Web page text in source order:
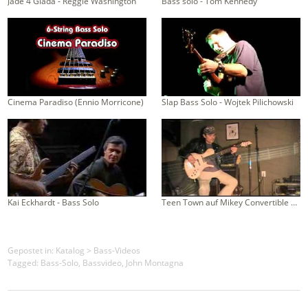
Cinema Paradiso (Ennio Morricone) Slap Bass Solo - Wojtek Pilichowski
Kai Eckhardt - Bass Solo Teen Town auf Mikey Convertible Bass (fretted/fretless)
Gepostet in: Katalog > Bass-Videos
Tagged: Bass-Solo, Bassvideo, John Montagna